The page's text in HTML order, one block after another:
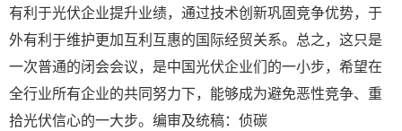
有利于光伏企业提升业绩，通过技术创新巩固竞争优势，于
外有利于维护更加互利互惠的国际经贸关系。总之，这只是
一次普通的闭会会议，是中国光伏企业们的一小步，希望在
全行业所有企业的共同努力下，能够成为避免恶性竞争、重
拾光伏信心的一大步。编审及统稿：侦碳